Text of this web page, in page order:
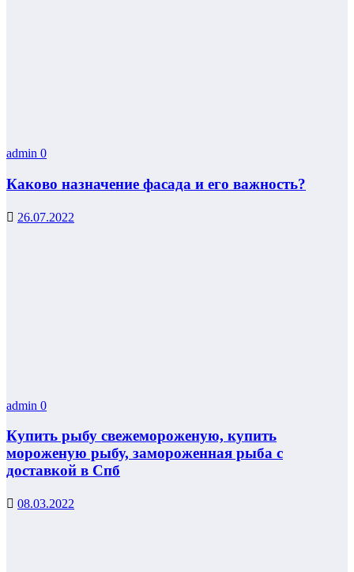
admin 0
Каково назначение фасада и его важность?
26.07.2022
admin 0
Купить рыбу свежемороженую, купить
мороженую рыбу, замороженная рыба с
доставкой в Спб
08.03.2022